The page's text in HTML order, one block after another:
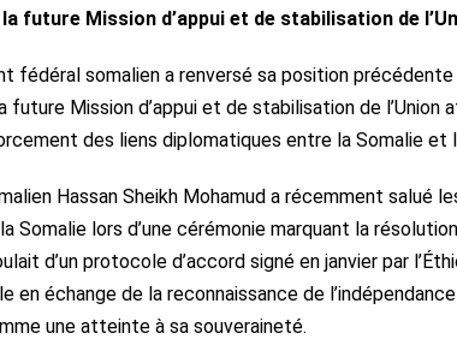
future Mission d’appui et de stabilisation de
fédéral somalien a renversé sa position
future Mission d’appui et de stabilisation de l’Union
des liens diplomatiques entre la Somalie et
Hassan Sheikh Mohamud a récemment salué
Somalie lors d’une cérémonie marquant la
d’un protocole d’accord signé en janvier par
en échange de la reconnaissance de
une atteinte à sa souveraineté.